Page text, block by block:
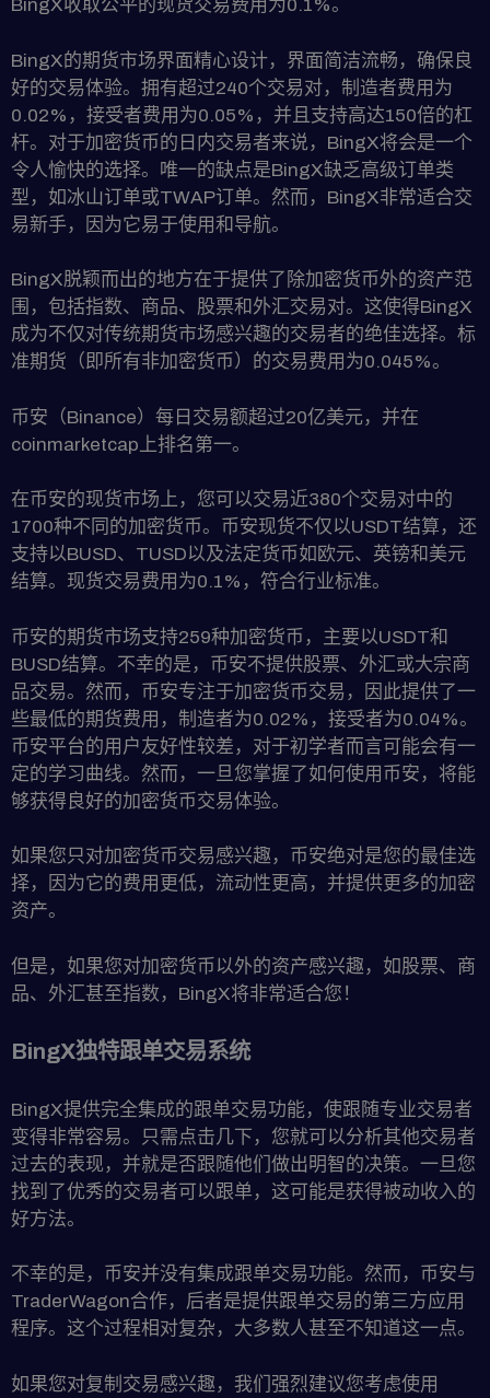
BingX收取公平的现货交易费用为0.1%。
BingX的期货市场界面精心设计，界面简洁流畅，确保良
好的交易体验。拥有超过240个交易对，制造者费用为
0.02%，接受者费用为0.05%，并且支持高达150倍的杠
杆。对于加密货币的日内交易者来说，BingX将会是一个
令人愉快的选择。唯一的缺点是BingX缺乏高级订单类
型，如冰山订单或TWAP订单。然而，BingX非常适合交
易新手，因为它易于使用和导航。
BingX脱颖而出的地方在于提供了除加密货币外的资产范
围，包括指数、商品、股票和外汇交易对。这使得BingX
成为不仅对传统期货市场感兴趣的交易者的绝佳选择。标
准期货（即所有非加密货币）的交易费用为0.045%。
币安（Binance）每日交易额超过20亿美元，并在
coinmarketcap上排名第一。
在币安的现货市场上，您可以交易近380个交易对中的
1700种不同的加密货币。币安现货不仅以USDT结算，还
支持以BUSD、TUSD以及法定货币如欧元、英镑和美元
结算。现货交易费用为0.1%，符合行业标准。
币安的期货市场支持259种加密货币，主要以USDT和
BUSD结算。不幸的是，币安不提供股票、外汇或大宗商
品交易。然而，币安专注于加密货币交易，因此提供了一
些最低的期货费用，制造者为0.02%，接受者为0.04%。
币安平台的用户友好性较差，对于初学者而言可能会有一
定的学习曲线。然而，一旦您掌握了如何使用币安，将能
够获得良好的加密货币交易体验。
如果您只对加密货币交易感兴趣，币安绝对是您的最佳选
择，因为它的费用更低，流动性更高，并提供更多的加密
资产。
但是，如果您对加密货币以外的资产感兴趣，如股票、商
品、外汇甚至指数，BingX将非常适合您！
BingX独特跟单交易系统
BingX提供完全集成的跟单交易功能，使跟随专业交易者
变得非常容易。只需点击几下，您就可以分析其他交易者
过去的表现，并就是否跟随他们做出明智的决策。一旦您
找到了优秀的交易者可以跟单，这可能是获得被动收入的
好方法。
不幸的是，币安并没有集成跟单交易功能。然而，币安与
TraderWagon合作，后者是提供跟单交易的第三方应用
程序。这个过程相对复杂，大多数人甚至不知道这一点。
如果您对复制交易感兴趣，我们强烈建议您考虑使用